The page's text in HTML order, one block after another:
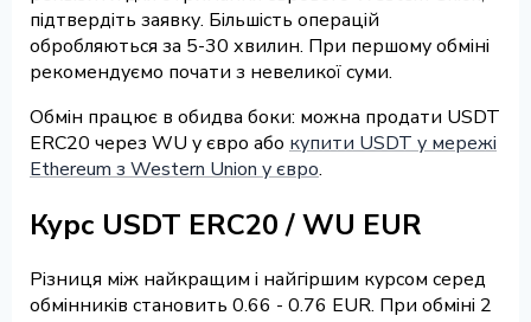
підтвердіть заявку. Більшість операцій
обробляються за 5-30 хвилин. При першому обміні
рекомендуємо почати з невеликої суми.
Обмін працює в обидва боки: можна продати USDT
ERC20 через WU у євро або купити USDT у мережі
Ethereum з Western Union у євро.
Курс USDT ERC20 / WU EUR
Різниця між найкращим і найгіршим курсом серед
обмінників становить 0.66 - 0.76 EUR. При обміні 2